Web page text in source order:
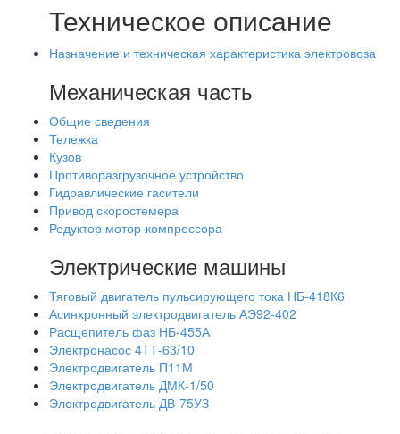
Техническое описание
Назначение и техническая характеристика электровоза
Механическая часть
Общие сведения
Тележка
Кузов
Противоразгрузочное устройство
Гидравлические гасители
Привод скоростемера
Редуктор мотор-компрессора
Электрические машины
Тяговый двигатель пульсирующего тока НБ-418К6
Асинхронный электродвигатель АЭ92-402
Расщепитель фаз НБ-455А
Электронасос 4ТТ-63/10
Электродвигатель П11М
Электродвигатель ДМК-1/50
Электродвигатель ДВ-75УЗ